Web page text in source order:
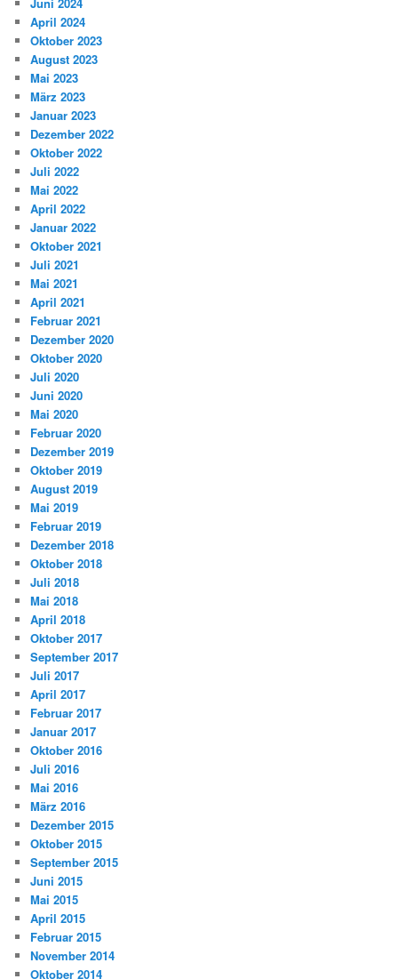
April 2024
Oktober 2023
August 2023
Mai 2023
März 2023
Januar 2023
Dezember 2022
Oktober 2022
Juli 2022
Mai 2022
April 2022
Januar 2022
Oktober 2021
Juli 2021
Mai 2021
April 2021
Februar 2021
Dezember 2020
Oktober 2020
Juli 2020
Juni 2020
Mai 2020
Februar 2020
Dezember 2019
Oktober 2019
August 2019
Mai 2019
Februar 2019
Dezember 2018
Oktober 2018
Juli 2018
Mai 2018
April 2018
Oktober 2017
September 2017
Juli 2017
April 2017
Februar 2017
Januar 2017
Oktober 2016
Juli 2016
Mai 2016
März 2016
Dezember 2015
Oktober 2015
September 2015
Juni 2015
Mai 2015
April 2015
Februar 2015
November 2014
Oktober 2014